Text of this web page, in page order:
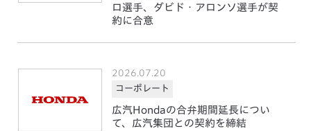
ロ選手、ダビド・アロンソ選手が契
約に合意
2026.07.20
コーポレート
広汽Hondaの合弁期間延長につい
て、広汽集団との契約を締結